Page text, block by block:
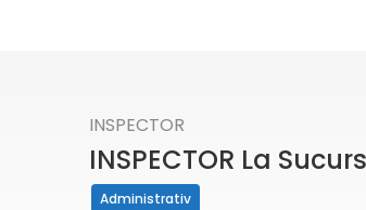
INSPECTOR
INSPECTOR La
Administrativ